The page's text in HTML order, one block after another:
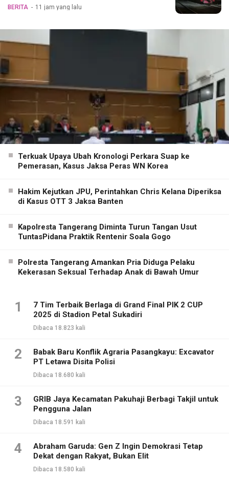
Operasional Pasca Gempa Pangandaran
BERITA 11 jam yang lalu
Terkuak Upaya Ubah Kronologi Perkara Suap ke
Pemerasan, Kasus Jaksa Peras WN Korea
Hakim Kejutkan JPU, Perintahkan Chris Kelana Diperiksa
di Kasus OTT 3 Jaksa Banten
Kapolresta Tangerang Diminta Turun Tangan Usut
TuntasPidana Praktik Rentenir Soala Gogo
Polresta Tangerang Amankan Pria Diduga Pelaku
Kekerasan Seksual Terhadap Anak di Bawah Umur
1
7 Tim Terbaik Berlaga di Grand Final PIK 2 CUP
2025 di Stadion Petal Sukadiri
Dibaca 18.823 kali
2
Babak Baru Konflik Agraria Pasangkayu: Excavator
PT Letawa Disita Polisi
Dibaca 18.680 kali
3
GRIB Jaya Kecamatan Pakuhaji Berbagi Takjil untuk
Pengguna Jalan
Dibaca 18.591 kali
4
Abraham Garuda: Gen Z Ingin Demokrasi Tetap
Dekat dengan Rakyat, Bukan Elit
Dibaca 18.580 kali